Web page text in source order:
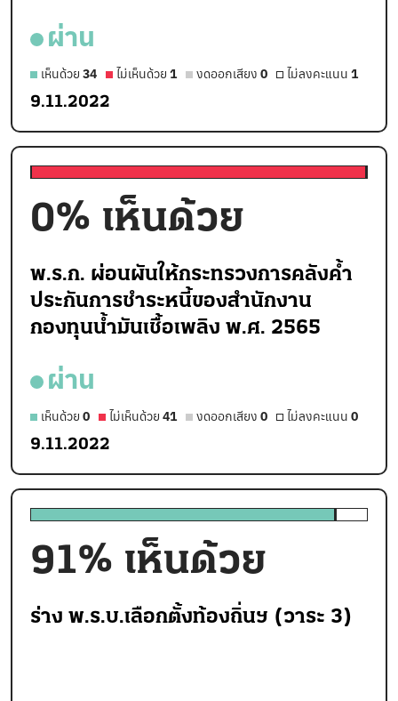
ผ่าน
เห็นด้วย 34 ไม่เห็นด้วย 1 งดออกเสียง 0 ไม่ลงคะแนน 1
9.11.2022
0% เห็นด้วย
พ.ร.ก. ผ่อนผันให้กระทรวงการคลังค้ำ
ประกันการชำระหนี้ของสำนักงาน
กองทุนน้ำมันเชื้อเพลิง พ.ศ. 2565
ผ่าน
เห็นด้วย 0 ไม่เห็นด้วย 41 งดออกเสียง 0 ไม่ลงคะแนน 0
9.11.2022
91% เห็นด้วย
ร่าง พ.ร.บ.เลือกตั้งท้องถิ่นฯ (วาระ 3)